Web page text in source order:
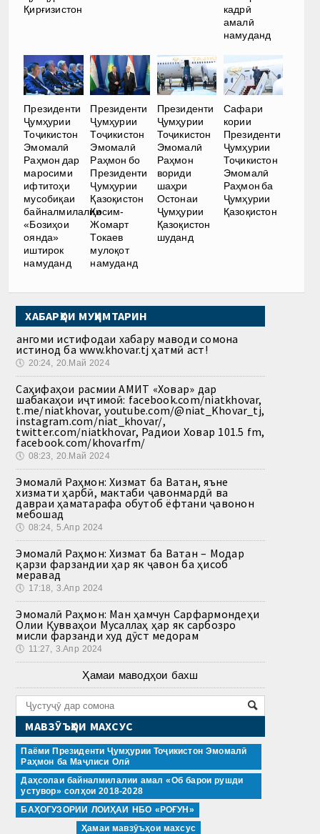
Қирғизистон
кадрӣ
амалӣ
намуданд
Президенти
Ҷумҳурии
Тоҷикистон
Эмомалӣ
Раҳмон дар
маросими
ифтитоҳи
мусобиқаи
байналмилалии
«Бозиҳои
оянда»
иштирок
намуданд
Президенти
Ҷумҳурии
Тоҷикистон
Эмомалӣ
Раҳмон бо
Президенти
Ҷумҳурии
Қазоқистон
Қосим-
Жомарт
Токаев
мулоқот
намуданд
Президенти
Ҷумҳурии
Тоҷикистон
Эмомалӣ
Раҳмон
вориди
шаҳри
Остонаи
Ҷумҳурии
Қазоқистон
шуданд
Сафари
кории
Президенти
Ҷумҳурии
Тоҷикистон
Эмомалӣ
Раҳмон ба
Ҷумҳурии
Қазоқистон
ХАБАРҲОИ МУҲИМТАРИН
Ҳангоми истифодаи хабару маводи сомона
истинод ба www.khovar.tj ҳатмӣ аст!
🕔 20:24, 20.Май 2024
Саҳифаҳои расмии АМИТ «Ховар» дар
шабакаҳои иҷтимоӣ: facebook.com/niatkhovar,
t.me/niatkhovar, youtube.com/@niat_Khovar_tj,
instagram.com/niat_khovar/,
twitter.com/niatkhovar, Радиои Ховар 101.5 fm,
facebook.com/khovarfm/
🕔 08:23, 20.Май 2024
Эмомалӣ Раҳмон: Хизмат ба Ватан, яъне
хизмати ҳарбӣ, мактаби ҷавонмардӣ ва
давраи ҳаматарафа обутоб ёфтани ҷавонон
мебошад
🕔 08:24, 5.Апр 2024
Эмомалӣ Раҳмон: Хизмат ба Ватан – Модар
қарзи фарзандии ҳар як ҷавон ба ҳисоб
меравад
🕔 17:18, 3.Апр 2024
Эмомалӣ Раҳмон: Ман ҳамчун Сарфармондеҳи
Олии Қувваҳои Мусаллаҳ ҳар як сарбозро
мисли фарзанди худ дӯст медорам
🕔 11:27, 3.Апр 2024
Ҳамаи маводҳои бахш
МАВЗӮЪҲОИ МАХСУС
Паёми Президенти Ҷумҳурии Тоҷикистон Эмомалӣ
Раҳмон ба Маҷлиси Олӣ
Даҳсолаи байналмилалии амал «Об барои рушди
устувор» солҳои 2018-2028
БАҲОГУЗОРИИ ЛОИҲАИ НБО «РОҒУН»
Ҳамаи мавзӯъҳои махсус